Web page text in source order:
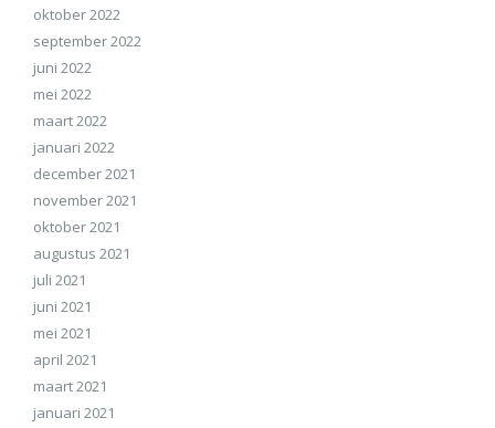
oktober 2022
september 2022
juni 2022
mei 2022
maart 2022
januari 2022
december 2021
november 2021
oktober 2021
augustus 2021
juli 2021
juni 2021
mei 2021
april 2021
maart 2021
januari 2021